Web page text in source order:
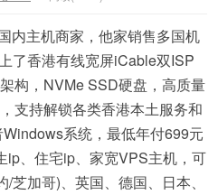
内主机商家，他家销售多国机
了香港有线宽屏iCable双ISP
构，NVMe SSD硬盘，高质量
支持解锁各类香港本土服务和
系统，最低年付699元
ip、住宅ip、家宽VPS主机，可
芝加哥)、英国、德国、日本、